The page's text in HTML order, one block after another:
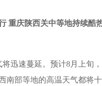
重庆陕西关中等地持续酷
速蔓延。预计8月上旬，
南部等地的高温天气都将